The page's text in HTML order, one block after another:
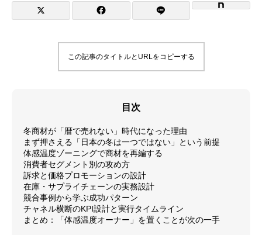
この記事のタイトルとURLをコピーする
目次
冬商材が「暦で売れない」時代になった理由
まず押さえる「日本の冬は一つではない」という前提
体感温度ゾーニングで商材を再編する
消費者セグメント別の攻め方
訴求と価格プロモーションの設計
在庫・サプライチェーンの実務設計
競合事例から学ぶ成功パターン
チャネル横断のKPI設計と実行タイムライン
まとめ：「体感温度オーナー」を置くことが次の一手